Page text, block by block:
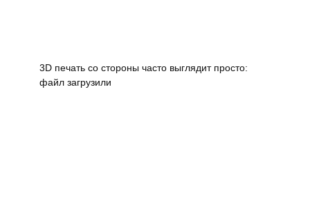
3D печать со стороны часто выглядит просто:
файл загрузили